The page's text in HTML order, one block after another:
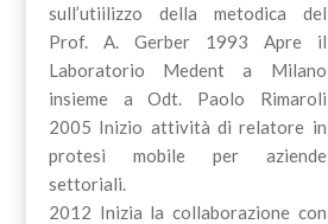
sull’utiilizzo della metodica del
Prof. A. Gerber 1993 Apre il
Laboratorio Medent a Milano
insieme a Odt. Paolo Rimaroli
2005 Inizio attività di relatore in
protesi mobile per aziende
settoriali.
2012 Inizia la collaborazione con